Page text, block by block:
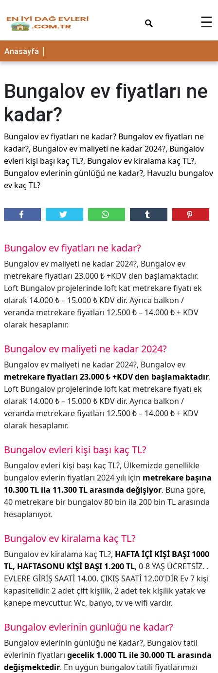
☰
Anasayfa
Bungalov ev fiyatları ne
kadar?
Bungalov ev fiyatları ne kadar? Bungalov ev fiyatları ne
kadar?, Bungalov ev maliyeti ne kadar 2024?, Bungalov
evleri kişi başı kaç TL?, Bungalov ev kiralama kaç TL?,
Bungalov evlerinin günlüğü ne kadar?, Havuzlu bungalov
ev kaç TL?
Bungalov ev fiyatları ne kadar?
Bungalov ev maliyeti ne kadar 2024?, Bungalov ev
metrekare fiyatları 23.000 ₺ +KDV den başlamaktadır.
Loft Bungalov projelerinde loft kat metrekare fiyatı ek
olarak 14.000 ₺ – 15.000 ₺ KDV dir. Ayrıca balkon /
veranda metrekare fiyatları 12.500 ₺ – 14.000 ₺ + KDV
olarak hesaplanır.
Bungalov ev maliyeti ne kadar 2024?
Bungalov ev maliyeti ne kadar 2024?, Bungalov ev
metrekare fiyatları 23.000 ₺ +KDV den başlamaktadır.
Loft Bungalov projelerinde loft kat metrekare fiyatı ek
olarak 14.000 ₺ – 15.000 ₺ KDV dir. Ayrıca balkon /
veranda metrekare fiyatları 12.500 ₺ – 14.000 ₺ + KDV
olarak hesaplanır.
Bungalov evleri kişi başı kaç TL?
Bungalov evleri kişi başı kaç TL?, Ülkemizde genellikle
bungalov evlerin fiyatları 2024 yılı için metrekare başına
10.300 TL ila 11.300 TL arasında değişiyor. Buna göre,
40 metrekare bir bungalov 80 bin ila 200 bin TL arasında
hesaplanıyor.
Bungalov ev kiralama kaç TL?
Bungalov ev kiralama kaç TL?, HAFTA İÇİ KİŞİ BAŞI 1000
TL, HAFTASONU KİŞİ BAŞI 1.200 TL, 0-8 YAŞ ÜCRETSİZ. .
EVLERE GİRİŞ SAATİ 14.00, ÇIKIŞ SAATİ 12.00'DİR Ev 7 kişi
kapasitelidir. 2 adet çift kişilik, 2 adet tek kişilik yatak ve
kanepe mevcuttur. Wc, banyo, tv ve wifi vardır.
Bungalov evlerinin günlüğü ne kadar?
Bungalov evlerinin günlüğü ne kadar?, Bungalov tatil
evlerinin fiyatları gecelik 1.000 TL ile 30.000 TL arasında
değişmektedir. En uygun bungalov tatili fiyatlarımızı